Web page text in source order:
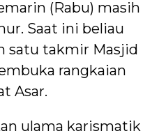
(Rabu) masih
Saat ini beliau
satu takmir Masjid
rangkaian
Asar.
ulama karismatik